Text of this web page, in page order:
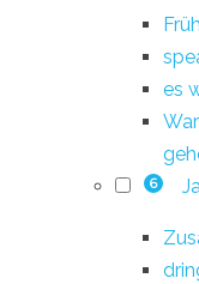
es
6